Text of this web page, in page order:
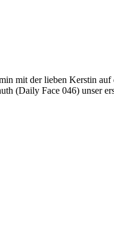
mit der lieben Kerstin
(Daily Face 046) unser